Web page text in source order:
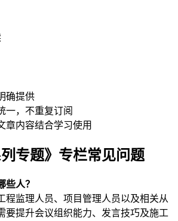
确提供
一，不重复订阅
章内容结合学习使用
列专题》专栏常见问题
些人？
程监理人员、项目管理人员以及相关从
要提升会议组织能力、发言技巧及施工